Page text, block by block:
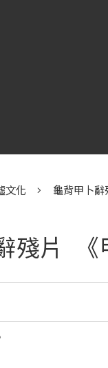
文化 龜背甲卜
殘片 《